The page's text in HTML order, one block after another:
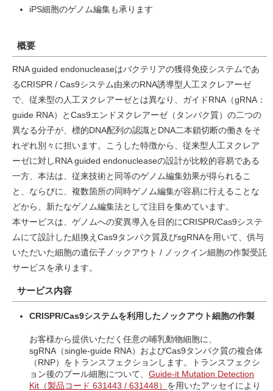
iPS細胞のゲノム編集も承ります
概要
RNA guided endonucleaseはバクテリアの獲得免疫システムであ
るCRISPR / Cas9システム由来のRNA誘導型人工ヌクレアーゼ
で、従来型の人工ヌクレアーゼとは異なり、ガイドRNA（gRNA：
guide RNA）とCas9エンドヌクレアーゼ（タンパク質）の二つの
異なる分子が、標的DNA配列の認識とDNA二本鎖切断の働きをそ
れぞれ別々に担います。こうした特徴から、従来型人工ヌクレア
ーゼに対しRNA guided endonucleaseの設計が比較的容易である
一方、本法は、従来技術と同等のゲノム編集効果が得られるこ
と、ならびに、複数箇所の同時ゲノム編集が容易に行えることな
どから、新たなゲノム編集法として注目を集めています。
本サービスは、ゲノムへの変異導入を目的にCRISPR/Cas9システ
ムにて設計した組換えCas9タンパク質及びsgRNAを用いて、供与
いただいた細胞の遺伝子ノックアウト / ノックイン細胞の作製受託
サービスを承ります。
サービス内容
CRISPR/Cas9システムを利用したノックアウト細胞の作製
お客様から提供いただく任意の哺乳動物細胞に、
sgRNA（single-guide RNA）およびCas9タンパク質の複合体
（RNP）をトランスフェクションします。トランスフェクシ
ョン後のプール細胞について、 Guide-it Mutation Detection
Kit（製品コード 631443 / 631448） を用いたアッセイにより